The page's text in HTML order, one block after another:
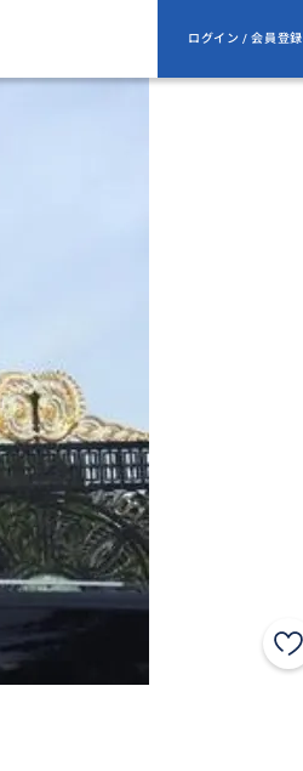
ログイン / 会員登録